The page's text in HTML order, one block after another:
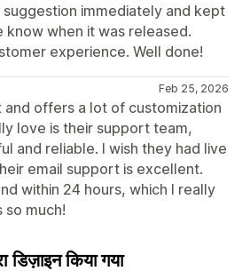
immediately and kept
know when it was released.
experience. Well done!
Feb 25, 2026
and offers a lot of customization
love is their support team,
and reliable. I wish they had live
email support is excellent.
within 24 hours, which I really
so much!
डिज़ाइन किया गया